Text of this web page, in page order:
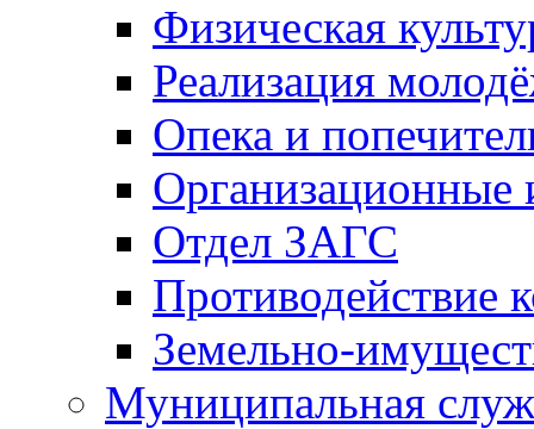
Физическая
Реализация
Опека и
Отдел ЗАГС
Противодействие
Земельно-
Муниципальная